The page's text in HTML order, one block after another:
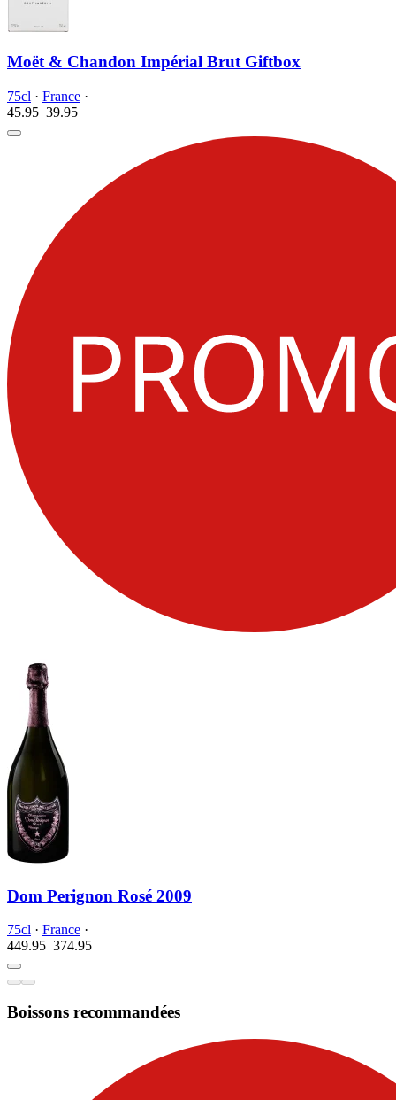
Moët & Chandon Impérial Brut Giftbox
75cl · France ·
45.95 39.95
Dom Perignon Rosé 2009
75cl · France ·
449.95 374.95
Boissons recommandées